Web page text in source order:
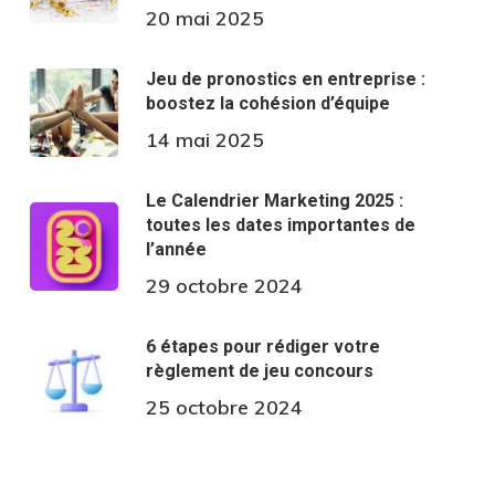
20 mai 2025
Jeu de pronostics en entreprise :
boostez la cohésion d’équipe
14 mai 2025
Le Calendrier Marketing 2025 :
toutes les dates importantes de
l’année
29 octobre 2024
6 étapes pour rédiger votre
règlement de jeu concours
25 octobre 2024